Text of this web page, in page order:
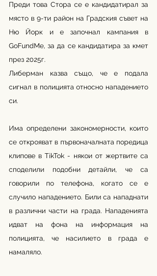
Преди това Стора се е кандидатирал за
място в 9-ти район на Градския съвет на
Ню Йорк и е започнал кампания в
GoFundMe, за да се кандидатира за кмет
през 2025г.
Либерман казва също, че е подала
сигнал в полицията относно нападението
си.
Има определени закономерности, които
се открояват в първоначалната поредица
клипове в TikTok - някои от жертвите са
споделили подобни детайли, че са
говорили по телефона, когато се е
случило нападението. Били са нападнати
в различни части на града. Нападенията
идват на фона на информация на
полицията, че насилието в града е
намаляло.